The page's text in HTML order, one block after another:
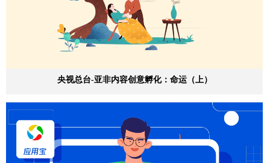
央视总台-亚非内容创意孵化：命运（上）